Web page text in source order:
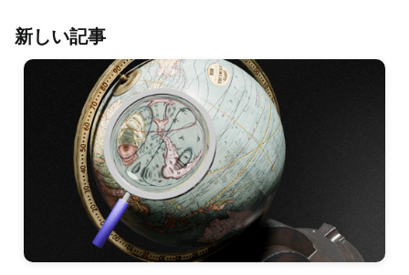
新しい記事